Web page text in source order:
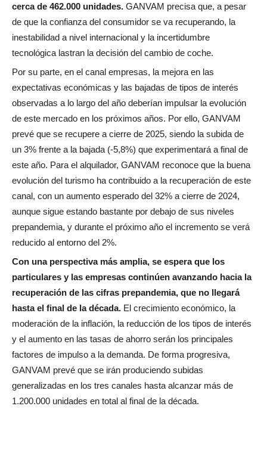
cerca de 462.000 unidades. GANVAM precisa que, a pesar
de que la confianza del consumidor se va recuperando, la
inestabilidad a nivel internacional y la incertidumbre
tecnológica lastran la decisión del cambio de coche.
Por su parte, en el canal empresas, la mejora en las
expectativas económicas y las bajadas de tipos de interés
observadas a lo largo del año deberían impulsar la evolución
de este mercado en los próximos años. Por ello, GANVAM
prevé que se recupere a cierre de 2025, siendo la subida de
un 3% frente a la bajada (-5,8%) que experimentará a final de
este año. Para el alquilador, GANVAM reconoce que la buena
evolución del turismo ha contribuido a la recuperación de este
canal, con un aumento esperado del 32% a cierre de 2024,
aunque sigue estando bastante por debajo de sus niveles
prepandemia, y durante el próximo año el incremento se verá
reducido al entorno del 2%.
Con una perspectiva más amplia, se espera que los
particulares y las empresas continúen avanzando hacia la
recuperación de las cifras prepandemia, que no llegará
hasta el final de la década. El crecimiento económico, la
moderación de la inflación, la reducción de los tipos de interés
y el aumento en las tasas de ahorro serán los principales
factores de impulso a la demanda. De forma progresiva,
GANVAM prevé que se irán produciendo subidas
generalizadas en los tres canales hasta alcanzar más de
1.200.000 unidades en total al final de la década.